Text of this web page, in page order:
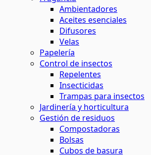
Ambientadores
Aceites esenciales
Difusores
Velas
Papelería
Control de insectos
Repelentes
Insecticidas
Trampas para insectos
Jardinería y horticultura
Gestión de residuos
Compostadoras
Bolsas
Cubos de basura